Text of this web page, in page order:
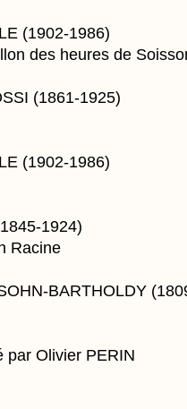
(1902-1986)
des heures de
(1861-1925)
(1902-1986)
1924)
Racine
BARTHOLDY
par Olivier PERIN